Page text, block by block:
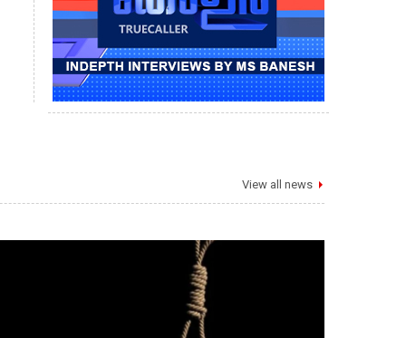
View all news